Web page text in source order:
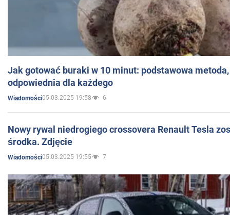
Jak gotować buraki w 10 minut: podstawowa
odpowiednia dla każdego
Wiadomości05.03.2025 19:58 6
Nowy rywal niedrogiego crossovera Renault Tesla
środka. Zdjęcie
Wiadomości05.03.2025 19:55 7